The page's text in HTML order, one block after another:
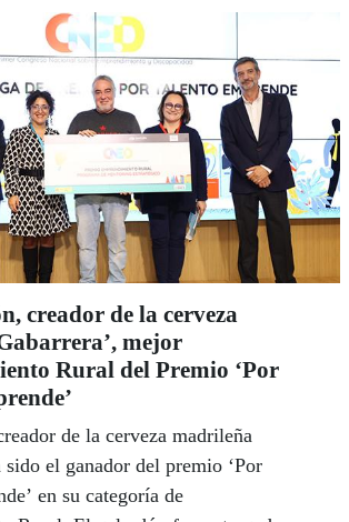
e implantación de la
creador de la cerveza
mejor
Rural del Premio ‘Por
de la cerveza madrileña
sido el ganador del premio ‘Por
en su categoría de